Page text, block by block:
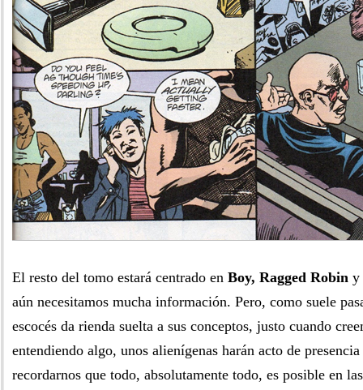
El resto del tomo estará centrado en Boy, Ragged Robin y
aún necesitamos mucha información. Pero, como suele
escocés da rienda suelta a sus conceptos, justo cuando
entendiendo algo, unos alienígenas harán acto de
recordarnos que todo, absolutamente todo, es posible en